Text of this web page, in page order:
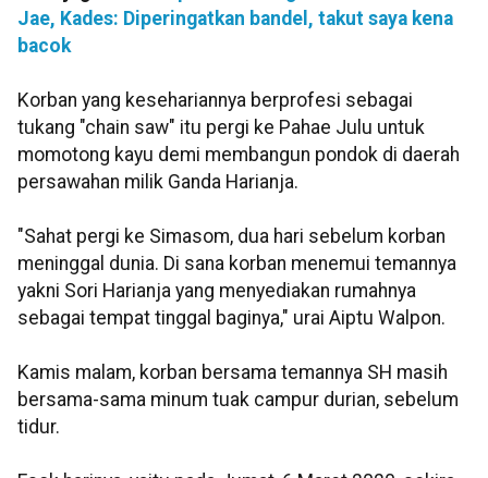
Jae, Kades: Diperingatkan bandel, takut saya kena
bacok
Korban yang kesehariannya berprofesi sebagai
tukang "chain saw" itu pergi ke Pahae Julu untuk
momotong kayu demi membangun pondok di daerah
persawahan milik Ganda Harianja.
"Sahat pergi ke Simasom, dua hari sebelum korban
meninggal dunia. Di sana korban menemui temannya
yakni Sori Harianja yang menyediakan rumahnya
sebagai tempat tinggal baginya," urai Aiptu Walpon.
Kamis malam, korban bersama temannya SH masih
bersama-sama minum tuak campur durian, sebelum
tidur.